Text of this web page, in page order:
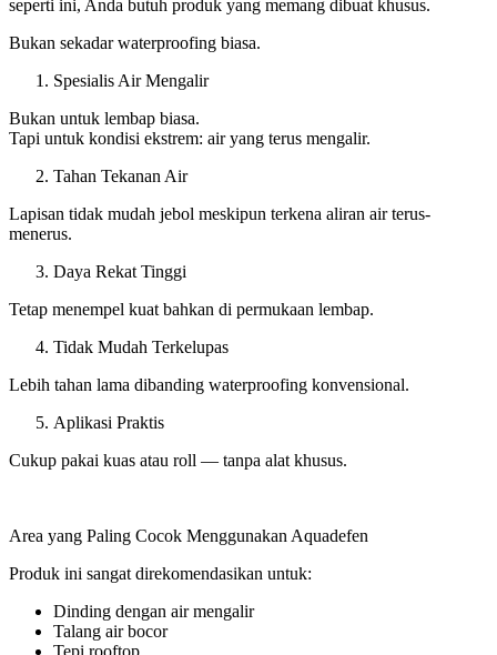
seperti ini, Anda butuh produk yang memang dibuat khusus.
Bukan sekadar waterproofing biasa.
Spesialis Air Mengalir
Bukan untuk lembap biasa.
Tapi untuk kondisi ekstrem: air yang terus mengalir.
Tahan Tekanan Air
Lapisan tidak mudah jebol meskipun terkena aliran air terus-
menerus.
Daya Rekat Tinggi
Tetap menempel kuat bahkan di permukaan lembap.
Tidak Mudah Terkelupas
Lebih tahan lama dibanding waterproofing konvensional.
Aplikasi Praktis
Cukup pakai kuas atau roll — tanpa alat khusus.
Area yang Paling Cocok Menggunakan Aquadefen
Produk ini sangat direkomendasikan untuk:
Dinding dengan air mengalir
Talang air bocor